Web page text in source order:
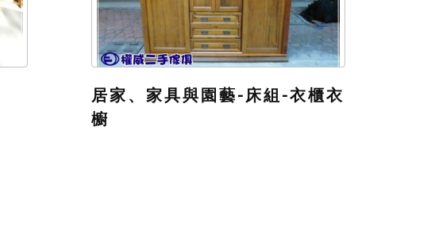
居家、家具與園藝-床組-衣櫃衣
櫥